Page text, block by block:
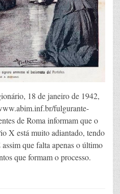
18 de janeiro de 1942,
fulgurante-
de Roma informam que o
X está muito adiantado, tendo
que falta apenas o último
que formam o processo.